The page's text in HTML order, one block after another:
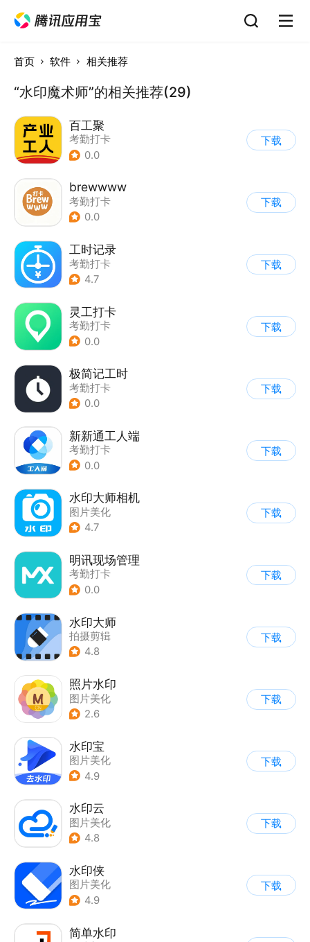
首页 软件 相关推荐
“水印魔术师”的相关推荐(29)
百工聚
考勤打卡
0.0
下载
brewwww
考勤打卡
0.0
下载
工时记录
考勤打卡
4.7
下载
灵工打卡
考勤打卡
0.0
下载
极简记工时
考勤打卡
0.0
下载
新新通工人端
考勤打卡
0.0
下载
水印大师相机
图片美化
4.7
下载
明讯现场管理
考勤打卡
0.0
下载
水印大师
拍摄剪辑
4.8
下载
照片水印
图片美化
2.6
下载
水印宝
图片美化
4.9
下载
水印云
图片美化
4.8
下载
水印侠
图片美化
4.9
下载
简单水印